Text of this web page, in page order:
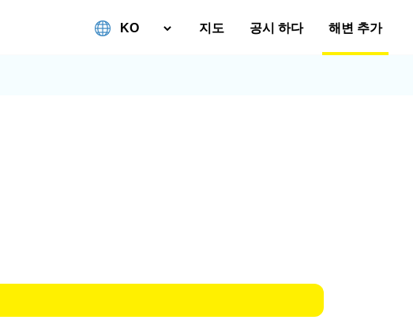
지도 공시 하다 해변 추가